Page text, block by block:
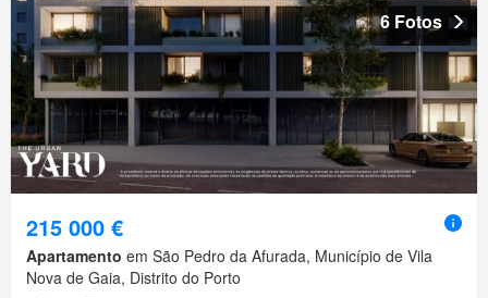
6 Fotos
215 000 €
Apartamento em São Pedro da Afurada, Município de Vila
Nova de Gaia, Distrito do Porto